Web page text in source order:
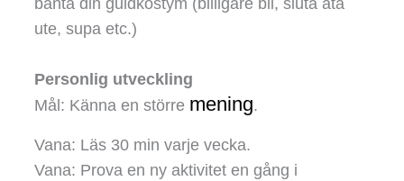
ute, supa etc.)
Personlig utveckling
Mål: Känna en större mening.
Vana: Läs 30 min varje vecka.
Vana: Prova en ny aktivitet en gång i